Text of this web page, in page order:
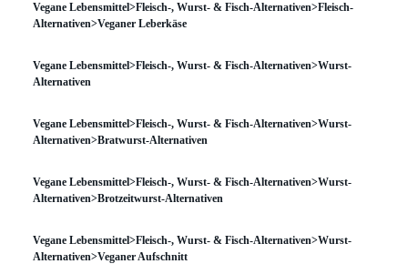
Vegane Lebensmittel>Fleisch-, Wurst- & Fisch-Alternativen>Fleisch-
Alternativen>Veganer Leberkäse
Vegane Lebensmittel>Fleisch-, Wurst- & Fisch-Alternativen>Wurst-
Alternativen
Vegane Lebensmittel>Fleisch-, Wurst- & Fisch-Alternativen>Wurst-
Alternativen>Bratwurst-Alternativen
Vegane Lebensmittel>Fleisch-, Wurst- & Fisch-Alternativen>Wurst-
Alternativen>Brotzeitwurst-Alternativen
Vegane Lebensmittel>Fleisch-, Wurst- & Fisch-Alternativen>Wurst-
Alternativen>Veganer Aufschnitt